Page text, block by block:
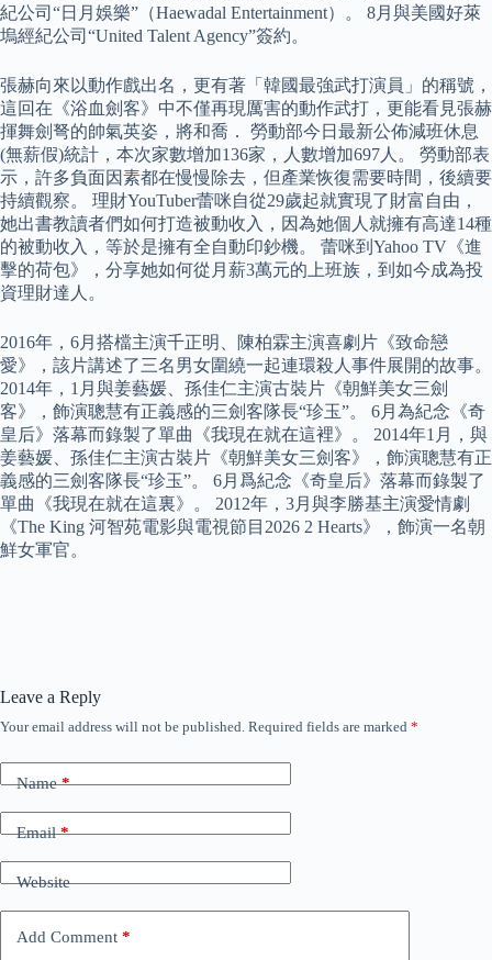
紀公司“日月娛樂”（Haewadal Entertainment）。 8月與美國好萊
塢經紀公司“United Talent Agency”簽約。
張赫向來以動作戲出名，更有著「韓國最強武打演員」的稱號，
這回在《浴血劍客》中不僅再現厲害的動作武打，更能看見張赫
揮舞劍弩的帥氣英姿，將和喬． 勞動部今日最新公佈減班休息
(無薪假)統計，本次家數增加136家，人數增加697人。 勞動部表
示，許多負面因素都在慢慢除去，但產業恢復需要時間，後續要
持續觀察。 理財YouTuber蕾咪自從29歲起就實現了財富自由，
她出書教讀者們如何打造被動收入，因為她個人就擁有高達14種
的被動收入，等於是擁有全自動印鈔機。 蕾咪到Yahoo TV《進
擊的荷包》，分享她如何從月薪3萬元的上班族，到如今成為投
資理財達人。
2016年，6月搭檔主演千正明、陳柏霖主演喜劇片《致命戀
愛》，該片講述了三名男女圍繞一起連環殺人事件展開的故事。
2014年，1月與姜藝媛、孫佳仁主演古裝片《朝鮮美女三劍
客》，飾演聰慧有正義感的三劍客隊長“珍玉”。 6月為紀念《奇
皇后》落幕而錄製了單曲《我現在就在這裡》。 2014年1月，與
姜藝媛、孫佳仁主演古裝片《朝鮮美女三劍客》，飾演聰慧有正
義感的三劍客隊長“珍玉”。 6月爲紀念《奇皇后》落幕而錄製了
單曲《我現在就在這裏》。 2012年，3月與李勝基主演愛情劇
《The King 河智苑電影與電視節目2026 2 Hearts》，飾演一名朝
鮮女軍官。
Leave a Reply
Your email address will not be published. Required fields are marked *
Name*
Email*
Website
Add Comment *